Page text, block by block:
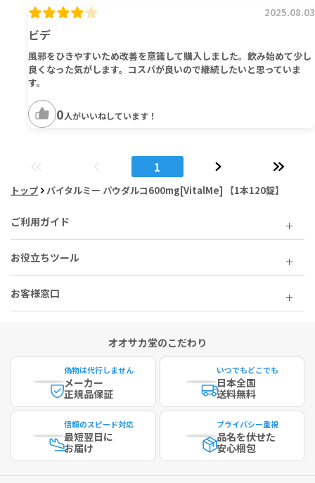
ビデ
2025.08.03
風邪をひきやすいため改善を意識して購入しました。飲み始めて少し
良くなった気がします。コスパが良いので継続したいと思っていま
す。
0人がいいねしています！
1
トップ バイタルミー パウダルコ600mg[VitalMe] 【1本120錠】
ご利用ガイド
お役立ちツール
お客様窓口
オオサカ堂のこだわり
偽物は代行しません
メーカー
正規品保証
いつでもどこでも
日本全国
送料無料
信頼のスピード対応
最短翌日に
お届け
プライバシー重視
品名を伏せた
安心梱包